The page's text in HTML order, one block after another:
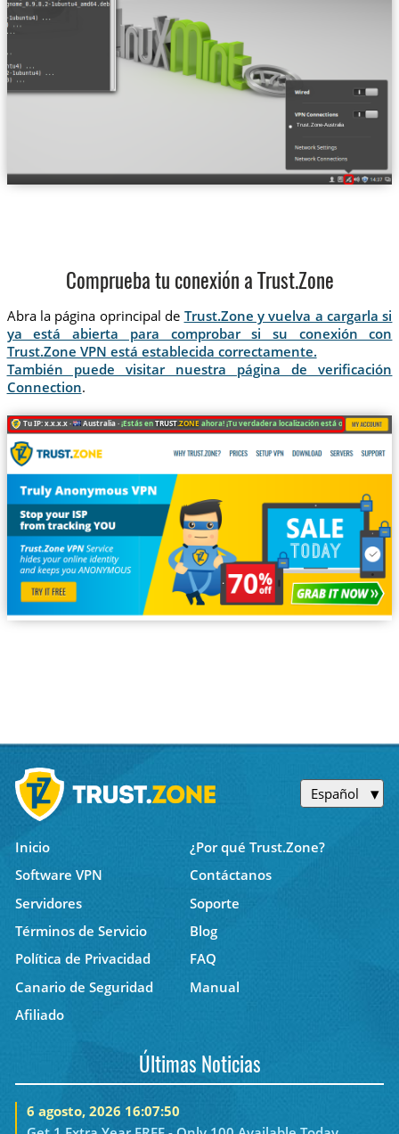
Trust.Zone-Australia
Comprueba tu conexión a Trust.Zone
Abra la página oprincipal de Trust.Zone y vuelva a cargarla si
ya está abierta para comprobar si su conexión con
Trust.Zone VPN está establecida correctamente.
También puede visitar nuestra página de verificación
Connection.
Tu IP: x.x.x.x · Australia ·¡Estás enTRUST.ZONE ahora! ¡Tu verdadera localización está oculta!
Español
Inicio
¿Por qué Trust.Zone?
Software VPN
Contáctanos
Servidores
Soporte
Términos de Servicio
Blog
Política de Privacidad
FAQ
Canario de Seguridad
Manual
Afiliado
Últimas Noticias
6 agosto, 2026 16:07:50